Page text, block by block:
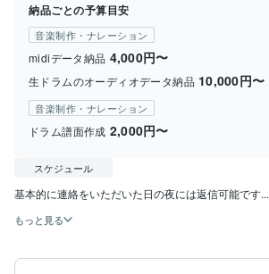
納品ごとの予算目安
音楽制作・ナレーション
midiデータ納品 4,000円〜
生ドラムのオーディオデータ納品 10,000円〜
音楽制作・ナレーション
ドラム譜面作成 2,000円〜
スケジュール
基本的に連絡をいただいた日の夜には返信可能です...
もっと見る